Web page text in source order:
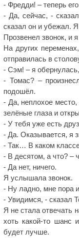
- Фредди! – теперь
- Да, сейчас, -
сказал он и убежал.
Прозвенел звонок, и
На других
отправилась в
- Сэм! – я
- Томас? –
подошёл.
- Да, неплохое место,
зелёные глаза и
- У тебя уже есть
- Да. Оказывается, я
- Так… В каком
- В десятом, а что? –
- Да нет, ничего.
Я услышала звонок.
- Ну ладно, мне пора
- Увидимся, - сказал
Я не стала отвечать
хоть какой-то шанс
будет лучше.